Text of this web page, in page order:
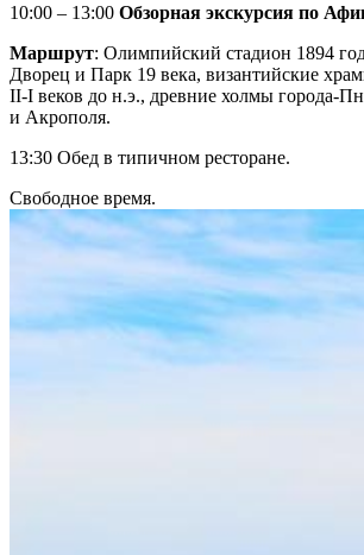
10:00 – 13:00 Обзорная экскурсия по
Маршрут: Олимпийский стадион 1894
Дворец и Парк 19 века, византийские
II-I веков до н.э., древние холмы города-
и Акрополя.
13:30 Обед в типичном ресторане.
Свободное время.